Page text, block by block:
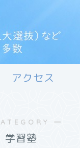
アクセス
―
学習塾